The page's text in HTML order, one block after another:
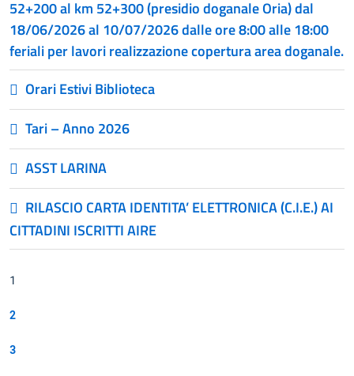
52+200 al km 52+300 (presidio doganale Oria) dal
18/06/2026 al 10/07/2026 dalle ore 8:00 alle 18:00
feriali per lavori realizzazione copertura area doganale.
Orari Estivi Biblioteca
Tari – Anno 2026
ASST LARINA
RILASCIO CARTA IDENTITA’ ELETTRONICA (C.I.E.) AI
CITTADINI ISCRITTI AIRE
1
2
3